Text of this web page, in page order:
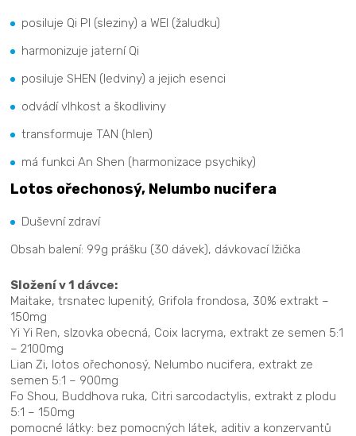
posiluje Qi PI (sleziny) a WEI (žaludku)
harmonizuje jaterní Qi
posiluje SHEN (ledviny) a jejich esenci
odvádí vlhkost a škodliviny
transformuje TAN (hlen)
má funkci An Shen (harmonizace psychiky)
Lotos ořechonosý, Nelumbo nucifera
Duševní zdraví
Obsah balení: 99g prášku (30 dávek), dávkovací lžička
Složení v 1 dávce:
Maitake, trsnatec lupenitý, Grifola frondosa, 30% extrakt –
150mg
Yi Yi Ren, slzovka obecná, Coix lacryma, extrakt ze semen 5:1
– 2100mg
Lian Zi, lotos ořechonosý, Nelumbo nucifera, extrakt ze
semen 5:1 – 900mg
Fo Shou, Buddhova ruka, Citri sarcodactylis, extrakt z plodu
5:1 – 150mg
pomocné látky: bez pomocných látek, aditiv a konzervantů